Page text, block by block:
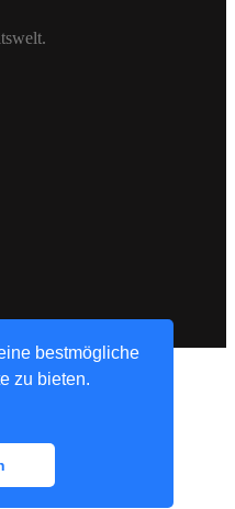
bestmögliche
zu bieten.